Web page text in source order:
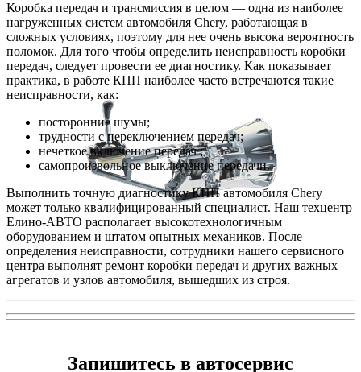
Коробка передач и трансмиссия в целом — одна из наиболее
нагруженных систем автомобиля Chery, работающая в
сложных условиях, поэтому для нее очень высока вероятность
поломок. Для того чтобы определить неисправность коробки
передач, следует провести ее диагностику. Как показывает
практика, в работе КПП наиболее часто встречаются такие
неисправности, как:
посторонние шумы;
трудности с переключением передач;
нечеткое включение передач ;
самопроизвольное выключение передачи.
Выполнить точную диагностику КПП автомобиля Chery
может только квалифицированный специалист. Наш техцентр
Елино-АВТО располагает высокотехнологичным
оборудованием и штатом опытных механиков. После
определения неисправности, сотрудники нашего сервисного
центра выполнят ремонт коробки передач и других важных
агрегатов и узлов автомобиля, вышедших из строя.
Запишитесь в автосервис